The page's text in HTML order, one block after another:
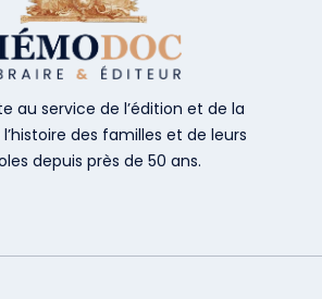
au service de l’édition et de la
des familles et de leurs
depuis près de 50 ans.